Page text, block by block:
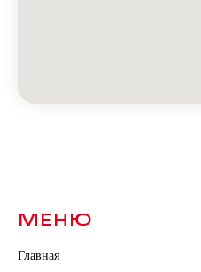
МЕНЮ
Главная